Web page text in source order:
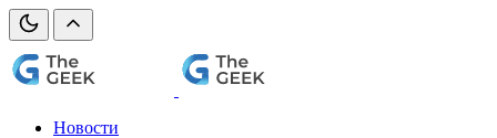
Новости